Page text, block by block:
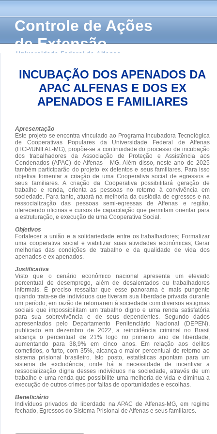
Controle de Ações
de Extensão
Universidade Federal de Alfenas
INCUBAÇÃO DOS APENADOS DA
APAC ALFENAS E DOS EX
APENADOS E FAMILIARES
Apresentação
Este projeto se encontra vinculado ao Programa Incubadora Tecnológica
de Cooperativas Populares da Universidade Federal de Alfenas
(ITCP/UNIFAL-MG), propõe-se a continuidade do processo de incubação
dos trabalhadores da Associação de Proteção e Assistência aos
Condenados (APAC) de Alfenas - MG. Além disso, neste ano de 2025
também participarão do projeto ex detentos e seus familiares. Para isso
objetiva fomentar a criação de uma Cooperativa social de egressos e
seus familiares. A criação da Cooperativa possibilitará geração de
trabalho e renda, orienta as pessoas no retorno à convivência em
sociedade. Para tanto, atuará na melhoria da custódia de egressos e na
ressocialização das pessoas semi-egressas de Alfenas e região,
oferecendo oficinas e cursos de capacitação que permitam orientar para
a estruturação, e execução de uma Cooperativa Social.
Objetivos
Fortalecer a união e a solidariedade entre os trabalhadores; Formalizar
uma cooperativa social e viabilizar suas atividades econômicas; Gerar
melhorias das condições de trabalho e da qualidade de vida dos
apenados e ex apenados.
Justificativa
Visto que o cenário econômico nacional apresenta um elevado
percentual de desemprego, além de desalentados ou trabalhadores
informais. É preciso ressaltar que esse panorama é mais pungente
quando trata-se de indivíduos que tiveram sua liberdade privada durante
um período, em razão de retornarem à sociedade com diversos estigmas
sociais que impossibilitam um trabalho digno e uma renda satisfatória
para sua sobrevivência e de seus dependentes. Segundo dados
apresentados pelo Departamento Penitenciário Nacional (DEPEN),
publicado em dezembro de 2022, a reincidência criminal no Brasil
alcança o percentual de 21% logo no primeiro ano de liberdade,
aumentando para 38,9% em cinco anos. Em relação aos delitos
cometidos, o furto, com 35%, alcança o maior percentual de retorno ao
sistema prisional brasileiro. Isto posto, estatísticas apontam para um
sistema de excludência, onde há a necessidade de incentivar a
ressocialização digna desses indivíduos na sociedade, através de um
trabalho e uma renda que possibilite uma melhoria de vida e diminua a
execução de outros crimes por faltas de oportunidades e escolhas.
Beneficiário
Indivíduos privados de liberdade na APAC de Alfenas-MG, em regime
fechado, Egressos do Sistema Prisional de Alfenas e seus familiares.